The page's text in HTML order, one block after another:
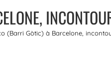
(Barri Gòtic) à Barcelone,